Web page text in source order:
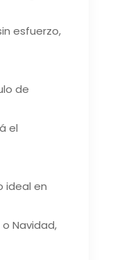
esfuerzo,
de
el
ideal en
Navidad,